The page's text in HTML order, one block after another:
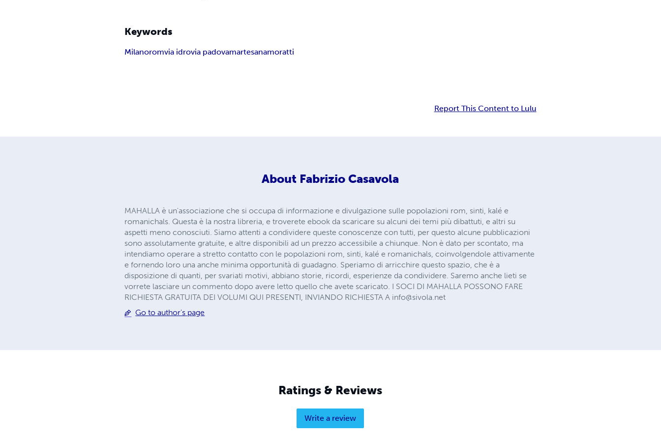
Keywords
Milanoromvia idrovia padovamartesanamoratti
Report This Content to Lulu
About Fabrizio Casavola
MAHALLA è un'associazione che si occupa di informazione e divulgazione sulle popolazioni rom, sinti, kalé e
romanichals. Questa è la nostra libreria, e troverete ebook da scaricare su alcuni dei temi più dibattuti, e altri su
aspetti meno conosciuti. Siamo attenti a condividere queste conoscenze con tutti, per questo alcune pubblicazioni
sono assolutamente gratuite, e altre disponibili ad un prezzo accessibile a chiunque. Non è dato per scontato, ma
intendiamo operare a stretto contatto con le popolazioni rom, sinti, kalé e romanichals, coinvolgendole attivamente
e fornendo loro una anche minima opportunità di guadagno. Speriamo di arricchire questo spazio, che è a
disposizione di quanti, per svariati motivi, abbiano storie, ricordi, esperienze da condividere. Saremo anche lieti se
vorrete lasciare un commento dopo avere letto quello che avete scaricato. I SOCI DI MAHALLA POSSONO FARE
RICHIESTA GRATUITA DEI VOLUMI QUI PRESENTI, INVIANDO RICHIESTA A info@sivola.net
Go to author's page
Ratings & Reviews
Write a review